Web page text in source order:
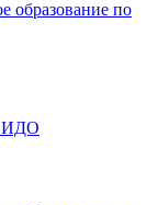
образование по
ИДО